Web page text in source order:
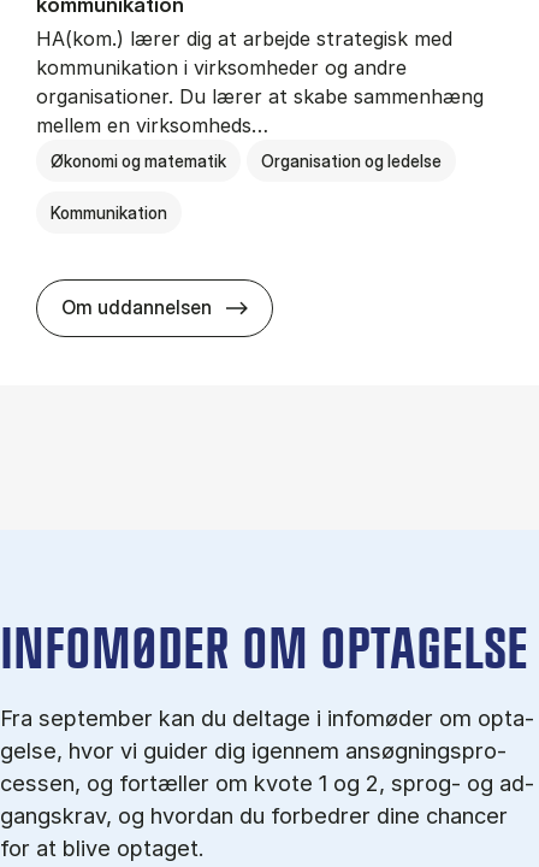
HA(kom.) lærer dig at arbejde strategisk med
kommunikation i virksomheder og andre
organisationer. Du lærer at skabe sammenhæng
mellem en virksomheds…
Økonomi og matematik Organisation og ledelse
Kommunikation
Om uddannelsen HA(kom.) - erhvervs­økonomi
IN­FO­MØ­DER OM OP­TA­GEL­SE
Fra september kan du del­tage i in­fo­mø­der om op­ta­
gel­se, hvor vi gu­i­der dig igen­nem an­søg­nings­pro­
ces­sen, og for­tæl­ler om kvo­te 1 og 2, sprog- og ad­
gangs­krav, og hvordan du forbedrer dine chancer
for at blive optaget.